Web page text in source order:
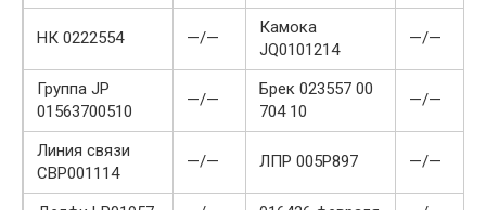
НК 0222554 —/—
Камока
JQ0101214
—/—
Группа JP
01563700510
—/—
Брек 023557 00
704 10
—/—
Линия связи
CBP001114
—/— ЛПР 005P897 —/—